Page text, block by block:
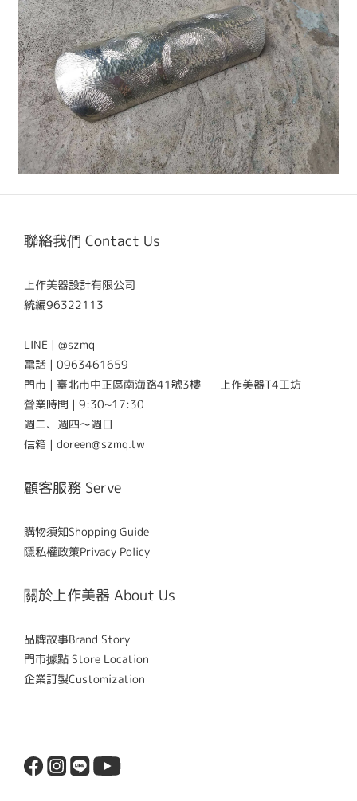
聯絡我們 Contact Us
上作美器設計有限公司
統編96322113
LINE | @szmq
電話 | 0963461659
門市 | 臺北市中正區南海路41號3樓 上作美器T4工坊
營業時間 | 9:30~17:30
週二、週四～週日
信箱 | doreen@szmq.tw
顧客服務 Serve
購物須知Shopping Guide
隱私權政策Privacy Policy
關於上作美器 About Us
品牌故事Brand Story
門市據點 Store Location
企業訂製Customization